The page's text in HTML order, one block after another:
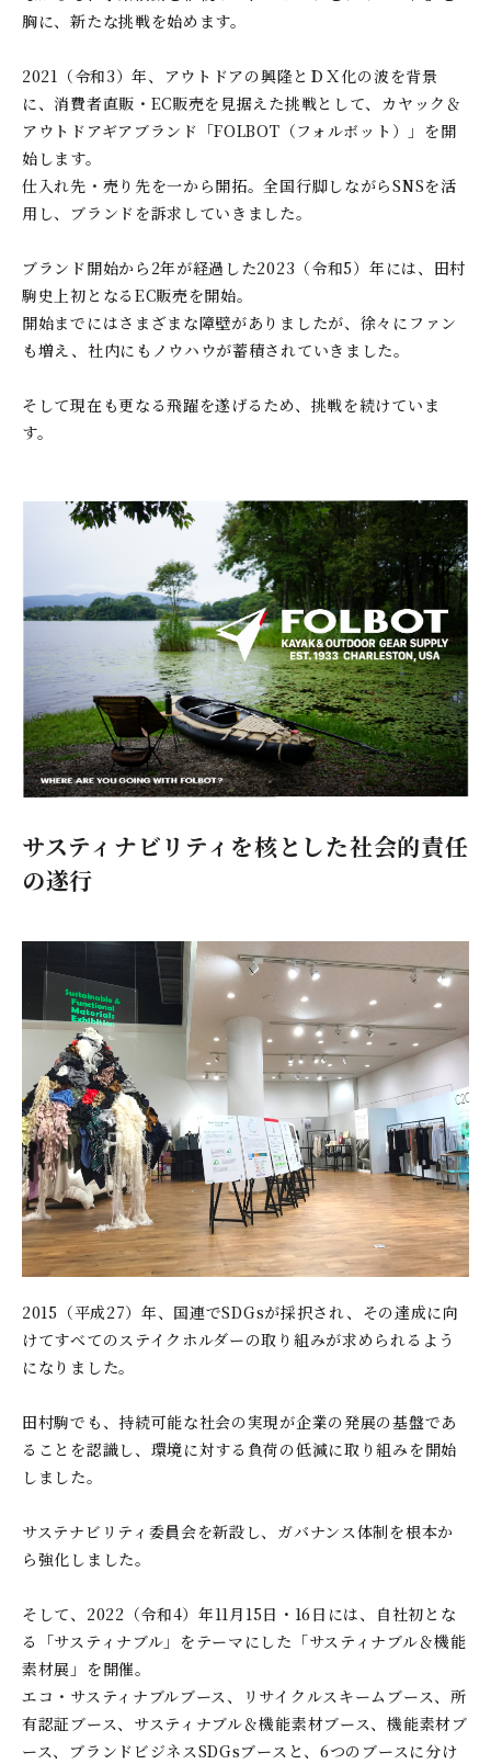
胸に、新たな挑戦を始めます。
2021（令和3）年、アウトドアの興隆とＤＸ化の波を背景
に、消費者直販・EC販売を見据えた挑戦として、カヤック＆
アウトドアギアブランド「FOLBOT（フォルボット）」を開
始します。
仕入れ先・売り先を一から開拓。全国行脚しながらSNSを活
用し、ブランドを訴求していきました。
ブランド開始から2年が経過した2023（令和5）年には、田村
駒史上初となるEC販売を開始。
開始までにはさまざまな障壁がありましたが、徐々にファン
も増え、社内にもノウハウが蓄積されていきました。
そして現在も更なる飛躍を遂げるため、挑戦を続けていま
す。
サスティナビリティを核とした社会的責任
の遂行
2015（平成27）年、国連でSDGsが採択され、その達成に向
けてすべてのステイクホルダーの取り組みが求められるよう
になりました。
田村駒でも、持続可能な社会の実現が企業の発展の基盤であ
ることを認識し、環境に対する負荷の低減に取り組みを開始
しました。
サステナビリティ委員会を新設し、ガバナンス体制を根本か
ら強化しました。
そして、2022（令和4）年11月15日・16日には、自社初とな
る「サスティナブル」をテーマにした「サスティナブル＆機能
素材展」を開催。
エコ・サスティナブルブース、リサイクルスキームブース、所
有認証ブース、サスティナブル＆機能素材ブース、機能素材ブ
ース、ブランドビジネスSDGsブースと、6つのブースに分け